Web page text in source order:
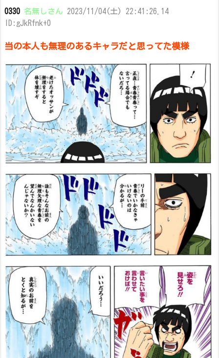
0330 名無しさん 2023/11/04(土) 22:41:26.14
ID:gJkRfnk+0
当の本人も無理のあるキャラだと思ってた模様